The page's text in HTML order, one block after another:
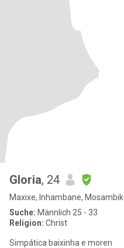
Gloria, 24
Maxixe, Inhambane, Mosambik
Suche: Männlich 25 - 33
Religion: Christ
Simpática baixinha e moren